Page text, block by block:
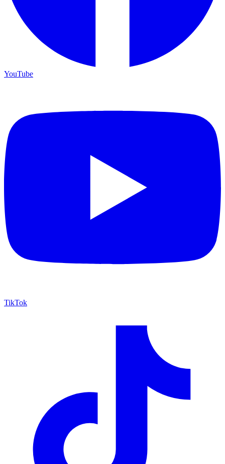
YouTube
TikTok